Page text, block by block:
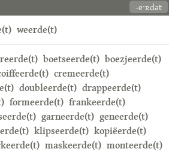
-eˑʀdət
weerde(t)
boetseerde(t) boezjeerde(t)
cremeerde(t)
doubleerde(t) drappeerde(t)
formeerde(t) frankeerde(t)
garneerde(t) geneerde(t)
klipseerde(t) kopiëerde(t)
maskeerde(t) monteerde(t)